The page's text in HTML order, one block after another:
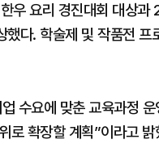
우 요리 경진대회 대상
했다. 학술제 및 작품전
수요에 맞춘 교육과정
로 확장할 계획”이라고 밝